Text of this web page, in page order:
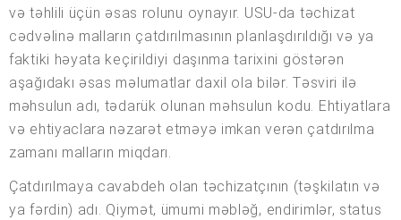
və təhlili üçün əsas rolunu oynayır. USU-da təchizat
cədvəlinə malların çatdırılmasının planlaşdırıldığı və ya
faktiki həyata keçirildiyi daşınma tarixini göstərən
aşağıdakı əsas məlumatlar daxil ola bilər. Təsviri ilə
məhsulun adı, tədarük olunan məhsulun kodu. Ehtiyatlara
və ehtiyaclara nəzarət etməyə imkan verən çatdırılma
zamanı malların miqdarı.
Çatdırılmaya cavabdeh olan təchizatçının (təşkilatın və
ya fərdin) adı. Qiymət, ümumi məbləğ, endirimlər, status